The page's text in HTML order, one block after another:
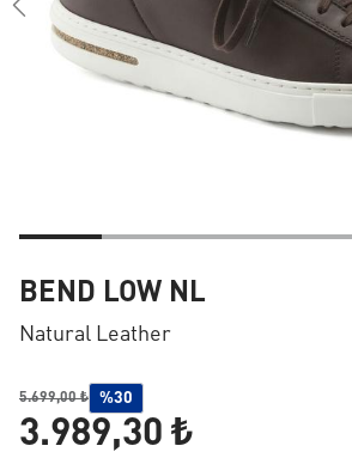
BEND LOW NL
Natural Leather
5.699,00 ₺ %30
3.989,30 ₺